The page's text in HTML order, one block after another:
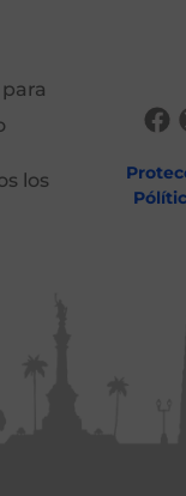
los